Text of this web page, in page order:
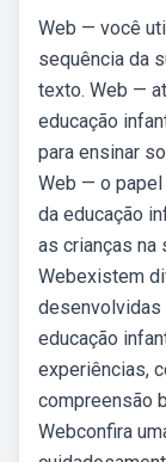
Web — você
sequência da
texto. Web —
educação
para ensinar
Web — o
da educação
as crianças na
Webexistem
desenvolvidas
educação
experiências,
compreensão
Webconfira